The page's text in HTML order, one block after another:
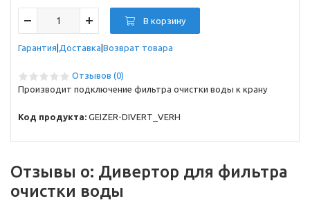
В корзину
Гарантия Доставка Возврат товара
Отзывов (0)
Производит подключение фильтра очистки воды к крану
Код продукта: GEIZER-DIVERT_VERH
Отзывы о: Дивертор для фильтра
очистки воды